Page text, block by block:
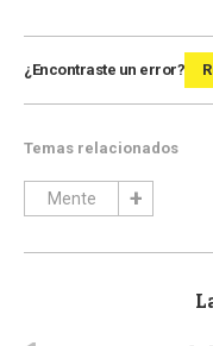
¿Encontraste un error?
Temas relacionados
Mente